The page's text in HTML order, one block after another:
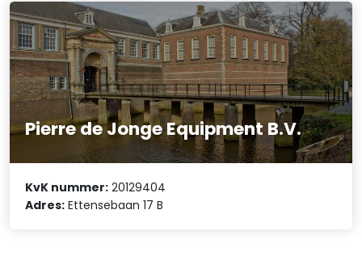
Pierre de Jonge Equipment B.V.
KvK nummer: 20129404
Adres: Ettensebaan 17 B